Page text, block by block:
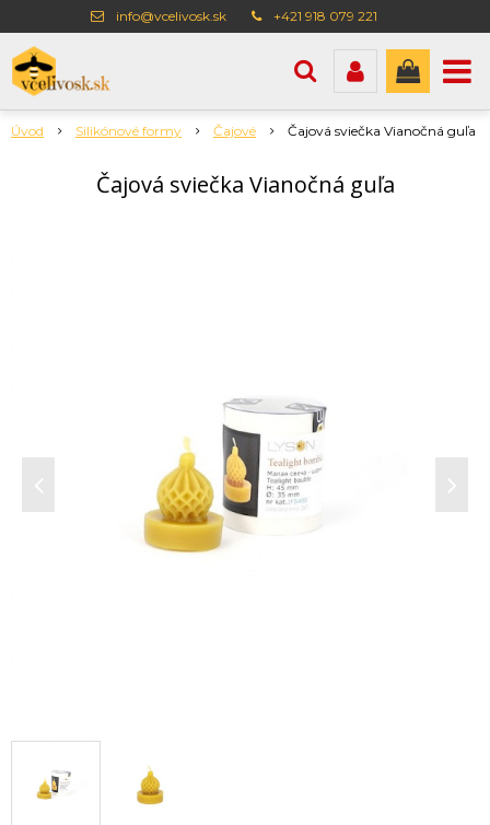
info@vcelivosk.sk +421 918 079 221
Úvod Silikónové formy Čajové Čajová sviečka Vianočná guľa
Čajová sviečka Vianočná guľa